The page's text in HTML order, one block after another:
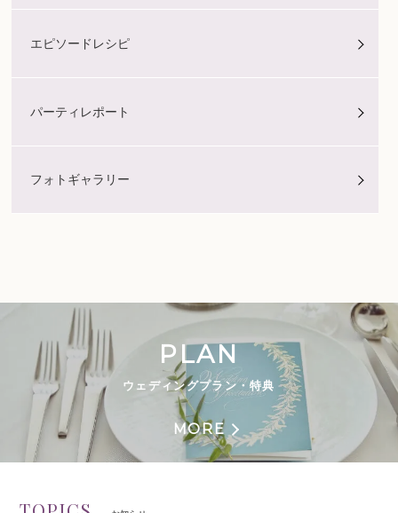
エピソードレシピ
パーティレポート
フォトギャラリー
PLAN
ウェディングプラン・特典
MORE